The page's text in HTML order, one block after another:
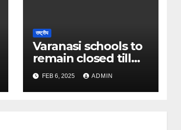
राष्ट्रीय
Varanasi schools to
remain closed till
Feb 8: Check details
here – The Times of
India
FEB 6, 2025 ADMIN